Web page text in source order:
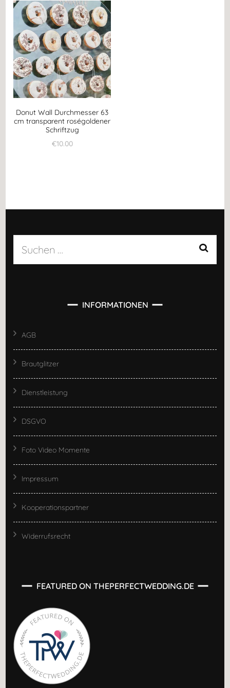
Donut Wall Durchmesser 63
cm transparent roségoldener
Schriftzug
€10.00
Suchen
nach:
INFORMATIONEN
AGB
Brautglitzer
Dienstleistung
DSGVO
Foto Video Momente
Impressum
Kooperationspartner
Widerrufsrecht
FEATURED ON THEPERFECTWEDDING.DE